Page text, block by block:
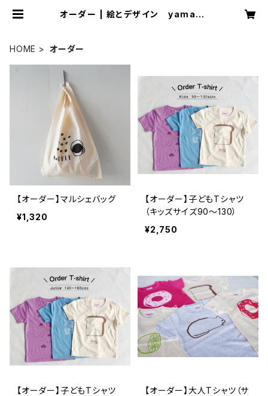
オーダー | 絵とデザイン yamaco
HOME オーダー
【オーダー】マルシェバッグ
¥1,320
【オーダー】子どもTシャツ
（キッズサイズ90〜130）
¥2,750
【オーダー】子どもTシャツ
【オーダー】大人Tシャツ（サ